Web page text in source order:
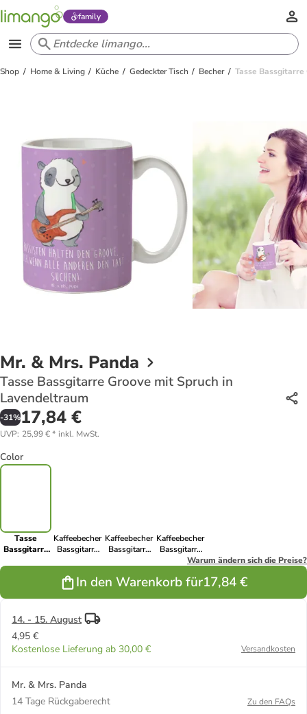
family
Shop Home & Living Küche Gedeckter Tisch Becher Tasse
Mr. & Mrs. Panda
Tasse Bassgitarre Groove mit Spruch in
Lavendeltraum
-31%17,84 €
UVP: 25,99 €* inkl. MwSt.
Color
Tasse
Bassgitarre
Kaffeebecher
Bassgitarre
Weiß
Kaffeebecher
Bassgitarre
Meeresbrise
Kaffeebecher
Bassgitarre
Groove mit
Schwarz
Warum ändern sich die Preise?
In den Warenkorb für17,84 €
14. - 15. August
4,95 €
Kostenlose Lieferung ab 30,00 €
Versandkosten
Mr. & Mrs. Panda
14 Tage Rückgaberecht
Zu den FAQs